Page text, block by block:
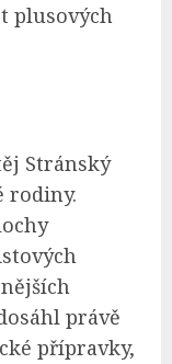
plusových
Stránský
rodiny.
právě
přípravky,